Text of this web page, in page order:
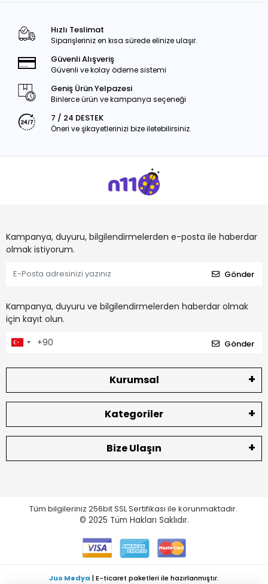
Hızlı Teslimat
Siparişleriniz en kısa sürede elinize ulaşır.
Güvenli Alışveriş
Güvenli ve kolay ödeme sistemi
Geniş Ürün Yelpazesi
Binlerce ürün ve kampanya seçeneği
7 / 24 DESTEK
Öneri ve şikayetlerinizi bize iletebilirsiniz.
Kampanya, duyuru, bilgilendirmelerden e-posta ile haberdar
olmak istiyorum.
Gönder
Kampanya, duyuru ve bilgilendirmelerden haberdar olmak
için kayıt olun.
Gönder
Kurumsal
Kategoriler
Bize Ulaşın
Tüm bilgileriniz 256bit SSL Sertifikası ile korunmaktadır.
© 2025 Tüm Hakları Saklıdır.
Juo Medya | E-ticaret paketleri ile hazırlanmıştır.